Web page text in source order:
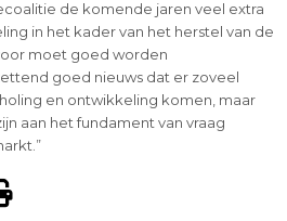
de komende jaren veel extra
in het kader van het herstel van de
moet goed worden
goed nieuws dat er zoveel
en ontwikkeling komen, maar
aan het fundament van vraag